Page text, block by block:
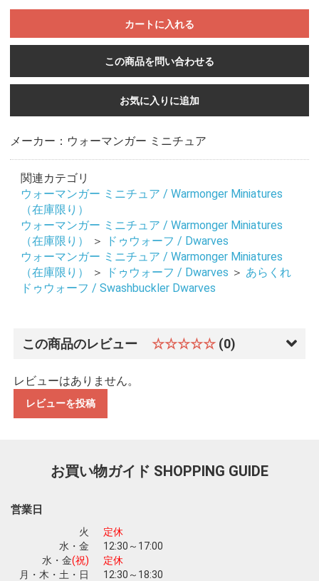
カートに入れる
この商品を問い合わせる
お気に入りに追加
メーカー：ウォーマンガー ミニチュア
関連カテゴリ
ウォーマンガー ミニチュア / Warmonger Miniatures
（在庫限り）
ウォーマンガー ミニチュア / Warmonger Miniatures
（在庫限り）
＞
ドゥウォーフ / Dwarves
ウォーマンガー ミニチュア / Warmonger Miniatures
（在庫限り）
＞ ドゥウォーフ / Dwarves ＞ あらくれ
ドゥウォーフ / Swashbuckler Dwarves
この商品のレビュー ☆☆☆☆☆ (0)
レビューはありません。
レビューを投稿
お買い物ガイド SHOPPING GUIDE
営業日
火
定休
水・金
12:30～17:00
水・金(祝)
定休
月・木・土・日
12:30～18:30